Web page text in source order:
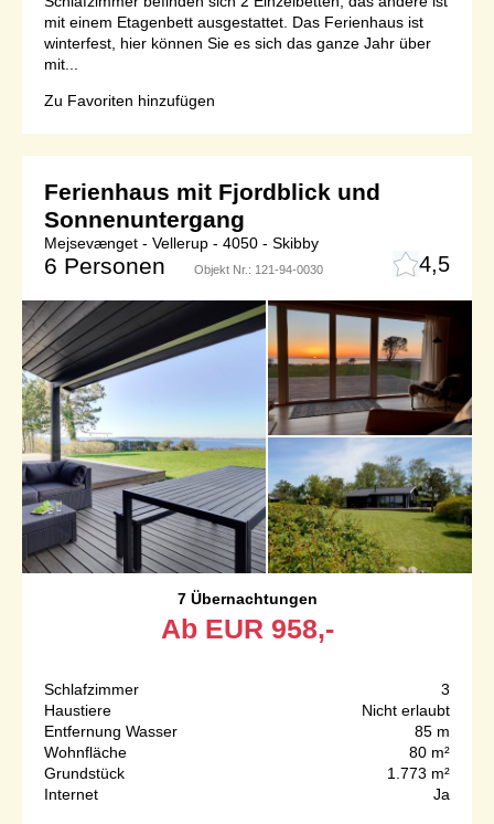
mit einem Etagenbett ausgestattet. Das Ferienhaus ist
winterfest, hier können Sie es sich das ganze Jahr über
mit...
Zu Favoriten hinzufügen
Ferienhaus mit Fjordblick und
Sonnenuntergang
Mejsevænget - Vellerup - 4050 - Skibby
6 Personen Objekt Nr.: 121-94-0030 4,5
7 Übernachtungen
Ab EUR 958,-
Schlafzimmer
3
Haustiere
Nicht erlaubt
Entfernung Wasser
85 m
Wohnfläche
80 m²
Grundstück
1.773 m²
Internet
Ja